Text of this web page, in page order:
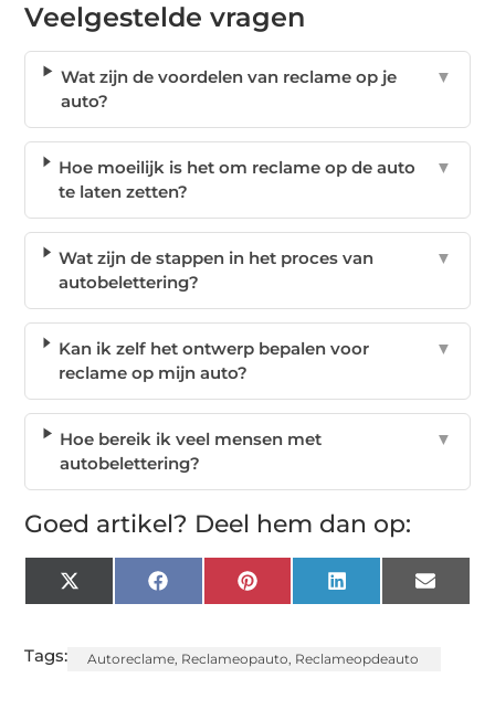
Veelgestelde vragen
Wat zijn de voordelen van reclame op je
auto?
▼
Hoe moeilijk is het om reclame op de auto
te laten zetten?
▼
Wat zijn de stappen in het proces van
autobelettering?
▼
Kan ik zelf het ontwerp bepalen voor
reclame op mijn auto?
▼
Hoe bereik ik veel mensen met
autobelettering?
▼
Goed artikel? Deel hem dan op:
X
(Twitter)
FacebookPinterest LinkedIn Email
Tags: Autoreclame, Reclameopauto, Reclameopdeauto